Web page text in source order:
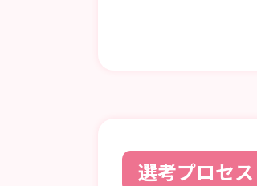
選考プロセス